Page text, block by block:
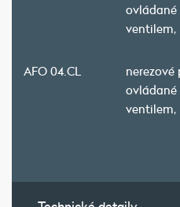
ventilem,
AFO 04.CL
nerezové
ventilem,